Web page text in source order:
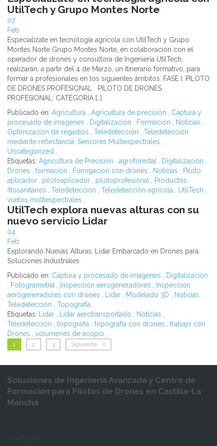
UtilTech y Grupo Montes Norte
07
Feb
Especialízate en tecnología agrícola con UtilTech y Grupo
Montes Norte Grupo Montes Norte, en colaboración con el
operador de drones y consultora de Ingeniería UtilTech,
realizarán, a partir del 4 de Marzo, un Itinerario formativo, para
formar a profesionales en los siguientes ámbitos: FASE I: PILOTO
DE DRONES PROFESIONAL PILOTO DE DRONES
PROFESIONAL: CATEGORÍA […]
Publicado en: Agricultura Agricultura de precisión
Captura y
procesado de imagenes
Digitalización Formación Noticias
Optimización de regadios
Teledetección
Teledetección
mediante reflectancia. Sensores Multiespectrales.
Uncategorized
Etiquetas: Agricultura de Precisión agroforestal Digitalización
Drones
formación Fumigación con drones Noticias
Piloto
aplicador
pilotoaplicador pilotoprofesional
Productos
fitosanitarios
Teledetección Teledetección agrícola UtilTech
vuelos multiespectrales
UtilTech explora nuevas alturas con su
nuevo servicio Lidar
04
Feb
Explorando Nuevas Alturas: Lidar Embarcado en Drones para
Soluciones Industriales
Publicado en: Captura y procesado de imagenes
Digitalización
Fotogrametría Inspección aerogeneradores
Inspección
aerogeneradores con drones
Lidar Modelado 3D Noticias
Teledetección
Topografía
Etiquetas:
Lidar Lidar aerotransportado Noticias
Teledetección
topografia topografía con drones
trabajo con
Drones
volumenes de acopio
1 2 3 Siguiente
Soluciones de Ingeniería Avanzada y Centro de
Formación para Pilotos de Drones en Castilla-La
Mancha